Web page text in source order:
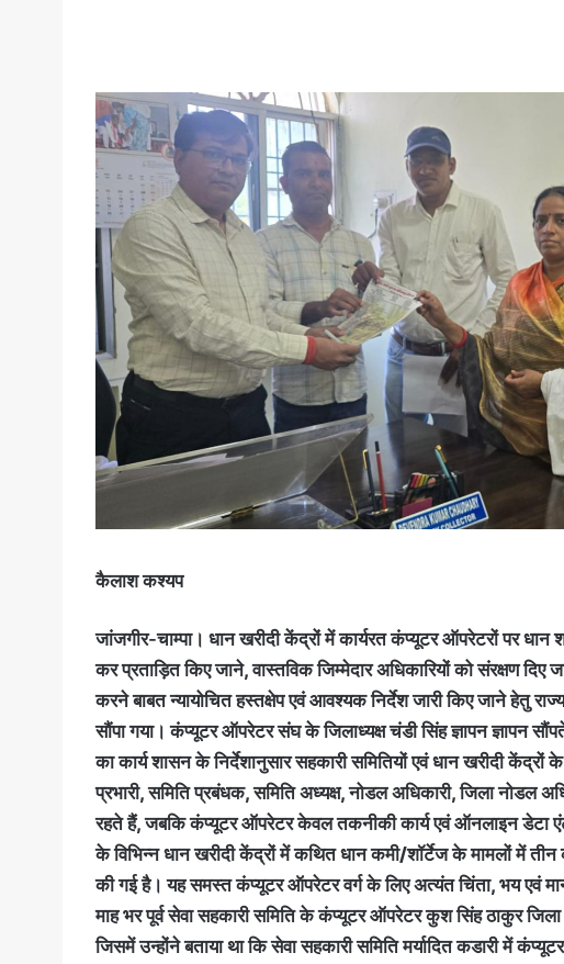
कैलाश कश्यप
जांजगीर-चाम्पा। धान खरीदी केंद्रों में कार्यरत कंप्यूटर ऑपरेटरों पर धान
कर प्रताड़ित किए जाने, वास्तविक जिम्मेदार अधिकारियों को संरक्षण दिए
करने बाबत न्यायोचित हस्तक्षेप एवं आवश्यक निर्देश जारी किए जाने हेतु
सौंपा गया। कंप्यूटर ऑपरेटर संघ के जिलाध्यक्ष चंडी सिंह ज्ञापन ज्ञापन
का कार्य शासन के निर्देशानुसार सहकारी समितियों एवं धान खरीदी
प्रभारी, समिति प्रबंधक, समिति अध्यक्ष, नोडल अधिकारी, जिला नोडल
रहते हैं, जबकि कंप्यूटर ऑपरेटर केवल तकनीकी कार्य एवं ऑनलाइन डेटा
के विभिन्न धान खरीदी केंद्रों में कथित धान कमी/शॉर्टेज के मामलों में
की गई है। यह समस्त कंप्यूटर ऑपरेटर वर्ग के लिए अत्यंत चिंता, भय एवं
माह भर पूर्व सेवा सहकारी समिति के कंप्यूटर ऑपरेटर कुश सिंह ठाकुर
जिसमें उन्होंने बताया था कि सेवा सहकारी समिति मर्यादित कडारी में